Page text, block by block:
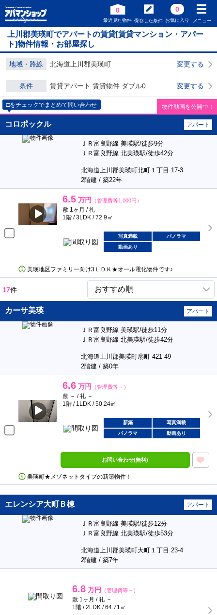
0
最近見た物件 保存した条件
0
お気に入り メニュー
上川郡美瑛町でアパートの賃貸[賃貸マンション・アパー
ト]物件情報・お部屋探し
地域・路線 北海道上川郡美瑛町 変更する
条件 賃貸アパート 賃貸物件 ダブル0 変更する
□をチェックでまとめて問い合わせ 物件動画を公開中！
コロポックル アパート
ＪＲ富良野線 美瑛駅/徒歩9分
ＪＲ富良野線 北美瑛駅/徒歩42分
北海道上川郡美瑛町北町１丁目 17-3
2階建 / 築22年
6.5 万円 （管理費等1,000円）
敷 1ヶ月 / 礼 －
1階 / 3LDK / 72.9㎡
写真満載
パノラマ
動画あり
美瑛地区ファミリー向け3ＬＤＫ★オール電化物件です♪
17件
カーサ美瑛 アパート
ＪＲ富良野線 美瑛駅/徒歩11分
ＪＲ富良野線 北美瑛駅/徒歩42分
北海道上川郡美瑛町扇町 421-49
2階建 / 築0年
6.6 万円 （管理費等－）
敷 － / 礼 －
1階 / 1LDK / 50.24㎡
新築
写真満載
パノラマ
動画あり
お問い合わせ(無料)
美瑛町★メゾネットタイプの新築物件！
エレンシア大町Ｂ棟 アパート
ＪＲ富良野線 美瑛駅/徒歩12分
ＪＲ富良野線 北美瑛駅/徒歩53分
北海道上川郡美瑛町大町１丁目 23-4
2階建 / 築7年
6.8 万円 （管理費等－）
敷 1ヶ月 / 礼 －
1階 / 2LDK / 64.71㎡